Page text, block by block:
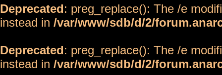
Deprecated: preg_replace(): The /e
instead in /var/www/sdb/d/2/
Deprecated: preg_replace(): The /e
instead in /var/www/sdb/d/2/